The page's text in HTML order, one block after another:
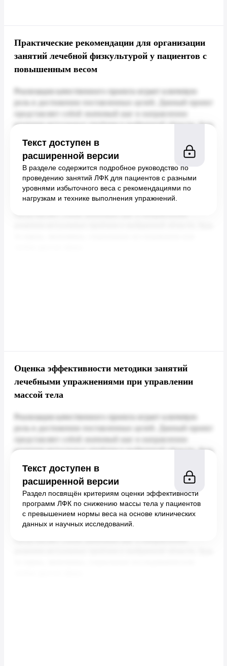
Практические рекомендации для организации
занятий лечебной физкультурой у пациентов с
повышенным весом
Текст доступен в
расширенной версии
В разделе содержится подробное руководство по
проведению занятий ЛФК для пациентов с разными
уровнями избыточного веса с рекомендациями по
нагрузкам и технике выполнения упражнений.
Оценка эффективности методики занятий
лечебными упражнениями при управлении
массой тела
Текст доступен в
расширенной версии
Раздел посвящён критериям оценки эффективности
программ ЛФК по снижению массы тела у пациентов
с превышением нормы веса на основе клинических
данных и научных исследований.